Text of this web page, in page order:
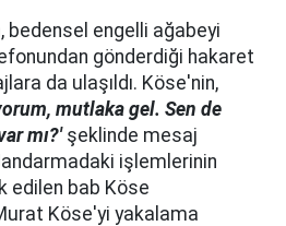
bedensel engelli ağabeyi
gönderdiği hakaret
da ulaşıldı. Köse'nin,
mutlaka gel. Sen de
mı?'şeklinde mesaj
işlemlerinin
edilen bab Köse
Köse'yi yakalama